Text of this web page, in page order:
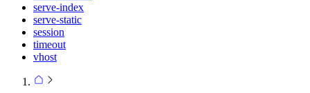
serve-index
serve-static
session
timeout
vhost